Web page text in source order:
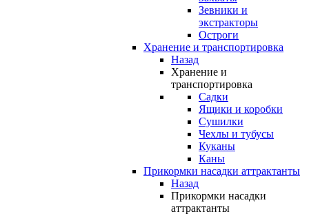
Зевники и
экстракторы
Остроги
Хранение и транспортировка
Назад
Хранение и
транспортировка
Садки
Ящики и коробки
Сушилки
Чехлы и тубусы
Куканы
Каны
Прикормки насадки аттрактанты
Назад
Прикормки насадки
аттрактанты